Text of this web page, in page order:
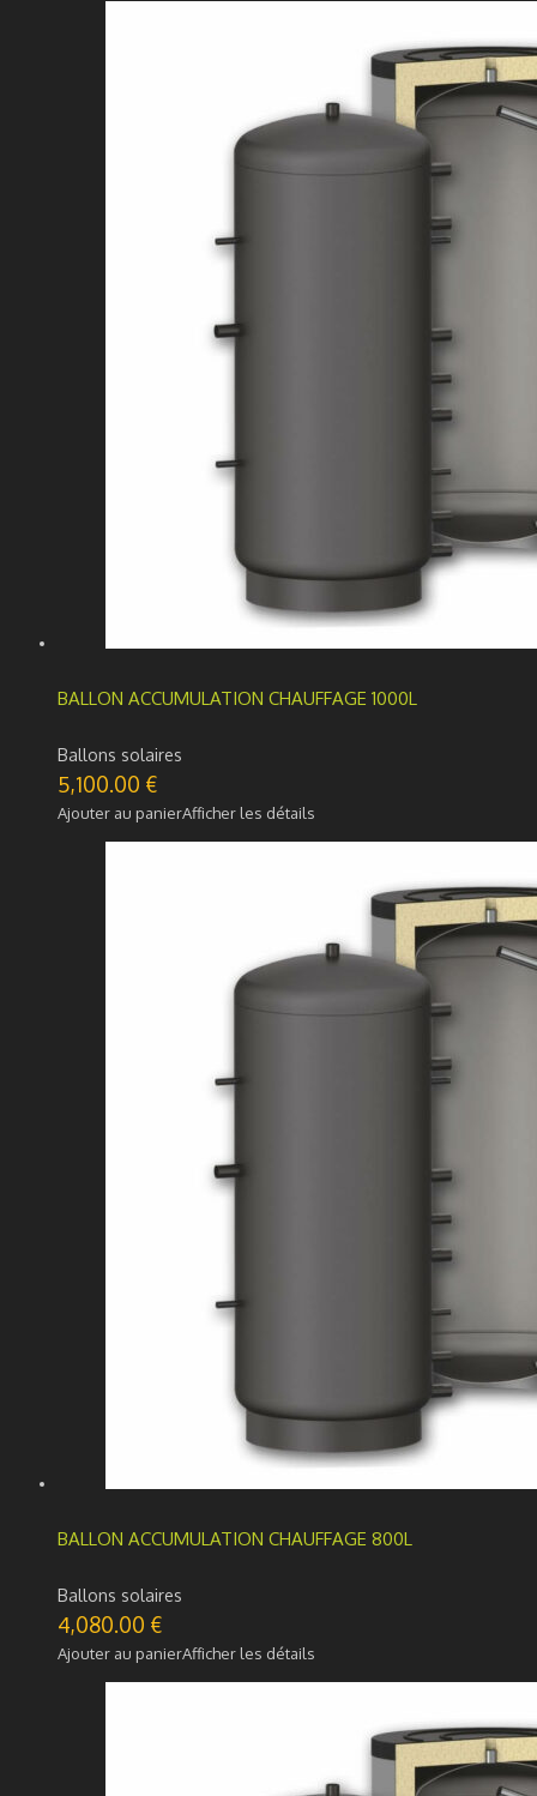
BALLON ACCUMULATION CHAUFFAGE 1000L
Ballons solaires
5,100.00 €
Ajouter au panierAfficher les détails
BALLON ACCUMULATION CHAUFFAGE 800L
Ballons solaires
4,080.00 €
Ajouter au panierAfficher les détails